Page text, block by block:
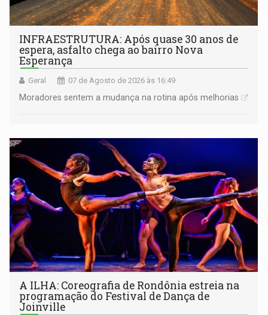
INFRAESTRUTURA: Após quase 30 anos de
espera, asfalto chega ao bairro Nova
Esperança
Geral 07 de Agosto de 2026 às 16:49
Moradores sentem a mudança na rotina após melhorias
A ILHA: Coreografia de Rondônia estreia na
programação do Festival de Dança de
Joinville